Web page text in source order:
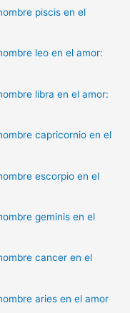
piscis en el
leo en el amor:
libra en el amor:
capricornio en el
escorpio en el
geminis en el
cancer en el
aries en el amor